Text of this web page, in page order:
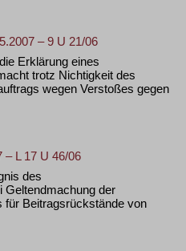
– 9 U 21/06
Erklärung eines
trotz Nichtigkeit des
wegen Verstoßes gegen
– L 17 U 46/06
des
Geltendmachung der
für Beitragsrückstände von